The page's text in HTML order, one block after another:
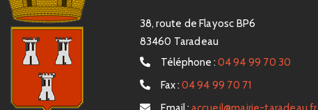
38, route de Flayosc BP6
83460 Taradeau
Téléphone : 04 94 99 70 30
Fax : 04 94 99 70 71